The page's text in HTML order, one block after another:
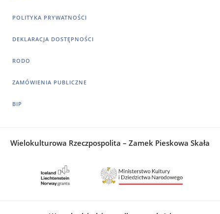
POLITYKA PRYWATNOŚCI
DEKLARACJA DOSTĘPNOŚCI
RODO
ZAMÓWIENIA PUBLICZNE
BIP
Wielokulturowa Rzeczpospolita – Zamek Pieskowa Skała